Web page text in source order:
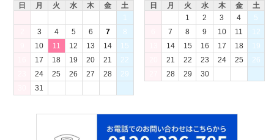
日
月 火 水 木 金
土
1
3 4 5 6 7
8
10 11 12 13 14
15
17 18 19 20 21
22
24 25 26 27 28
29
31
日
月 火 水 木 金
土
1
2 3 4
5
7 8 9 10 11
12
14 15 16 17 18
19
21 22 23 24 25
26
28 29 30